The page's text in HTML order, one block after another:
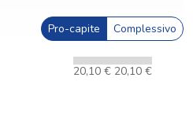
Pro-capite Complessivo
20,10 € 20,10 €